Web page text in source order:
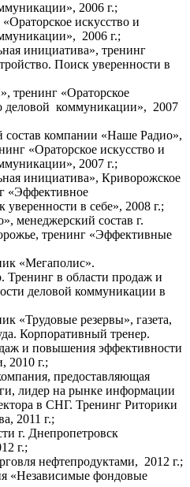
2006 г.;
искусство и
2006 г.;
инициатива», тренинг
Поиск уверенности в
«Ораторское
деловой коммуникации», 2007
компании «Наше Радио»,
«Ораторское искусство и
2007 г.;
инициатива», Криворожское
«Эффективное
уверенности в себе», 2008 г.;
менеджерский состав г.
тренинг «Эффективные
«Мегаполис».
Тренинг в области продаж и
деловой коммуникации в
«Трудовые резервы», газета,
Корпоративный тренер.
и повышения эффективности
2010 г.;
предоставляющая
лидер на рынке информации
в СНГ. Тренинг Риторики
2011 г.;
г. Днепропетровск
г.;
нефтепродуктами, 2012 г.;
«Независимые фондовые